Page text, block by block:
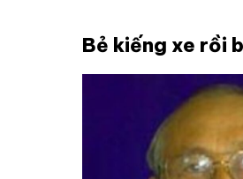
Bẻ kiếng xe rồi